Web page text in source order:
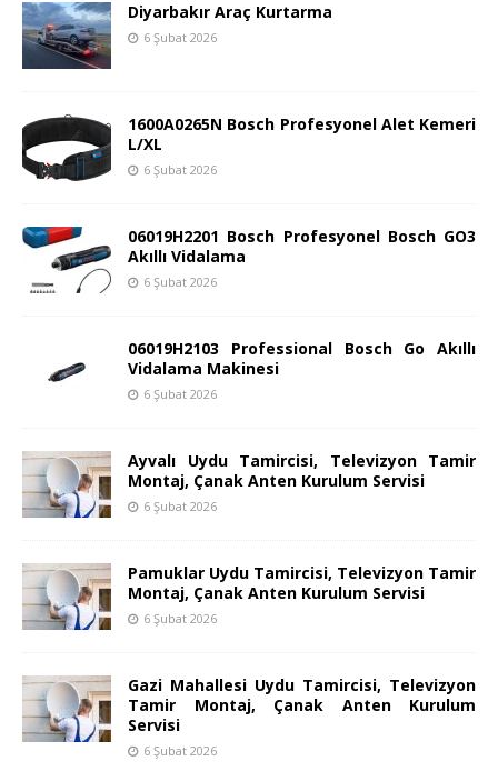
Diyarbakır Araç Kurtarma
6 Şubat 2026
1600A0265N Bosch Profesyonel Alet Kemeri
L/XL
6 Şubat 2026
06019H2201 Bosch Profesyonel Bosch GO3
Akıllı Vidalama
6 Şubat 2026
06019H2103 Professional Bosch Go Akıllı
Vidalama Makinesi
6 Şubat 2026
Ayvalı Uydu Tamircisi, Televizyon Tamir
Montaj, Çanak Anten Kurulum Servisi
6 Şubat 2026
Pamuklar Uydu Tamircisi, Televizyon Tamir
Montaj, Çanak Anten Kurulum Servisi
6 Şubat 2026
Gazi Mahallesi Uydu Tamircisi, Televizyon
Tamir Montaj, Çanak Anten Kurulum
Servisi
6 Şubat 2026